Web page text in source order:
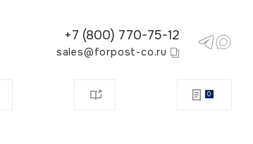
+7 (800) 770-75-12
sales@forpost-co.ru
0